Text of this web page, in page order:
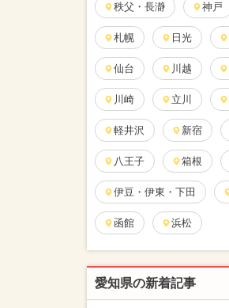
秩父・長瀞 神戸
札幌 日光
仙台 川越
川崎 立川
軽井沢 新宿
八王子 箱根
伊豆・伊東・下田
函館 浜松
愛知県の新着記事